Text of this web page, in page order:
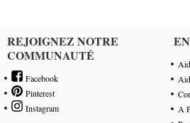
REJOIGNEZ NOTRE
COMMUNAUTÉ
Facebook
Pinterest
Instagram
A